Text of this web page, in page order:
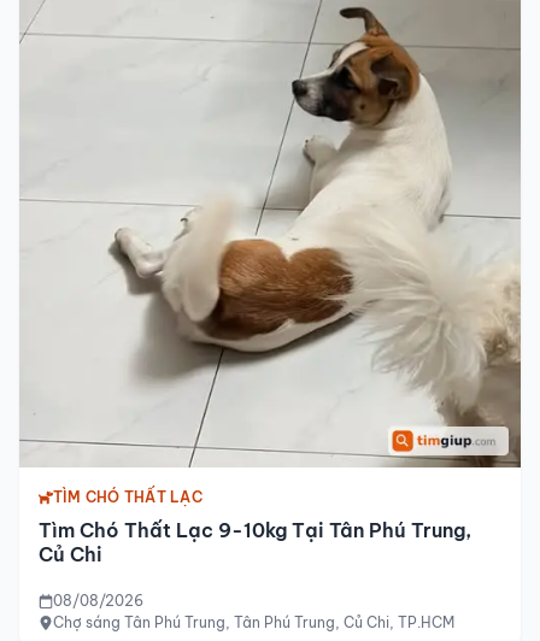
TÌM CHÓ THẤT LẠC
Tìm Chó Thất Lạc 9-10kg Tại Tân Phú Trung,
Củ Chi
08/08/2026
Chợ sáng Tân Phú Trung, Tân Phú Trung, Củ Chi, TP.HCM